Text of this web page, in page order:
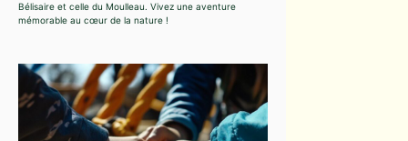
Bélisaire et celle du Moulleau. Vivez une aventure
mémorable au cœur de la nature !